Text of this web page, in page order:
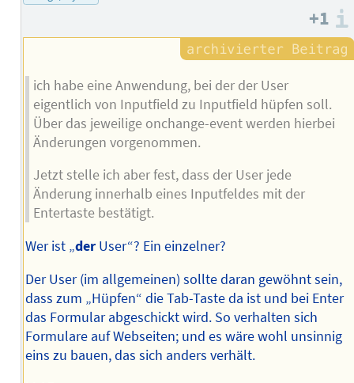
+1
ich habe eine Anwendung, bei der der User
eigentlich von Inputfield zu Inputfield hüpfen soll.
Über das jeweilige onchange-event werden hierbei
Änderungen vorgenommen.
Jetzt stelle ich aber fest, dass der User jede
Änderung innerhalb eines Inputfeldes mit der
Entertaste bestätigt.
Wer ist „derUser“? Ein einzelner?
Der User (im allgemeinen) sollte daran gewöhnt sein,
dass zum „Hüpfen“ die Tab-Taste da ist und bei Enter
das Formular abgeschickt wird. So verhalten sich
Formulare auf Webseiten; und es wäre wohl unsinnig
eins zu bauen, das sich anders verhält.